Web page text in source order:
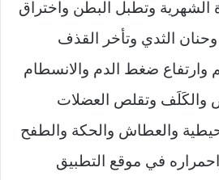
الشهرية وتطبل البطن واختراق
الثدي وتأخر القذف
وارتفاع ضغط الدم والانسطام
والكَلَف وتقلص العضلات
والعطاش والحكة والطفح
في موقع التطبيق